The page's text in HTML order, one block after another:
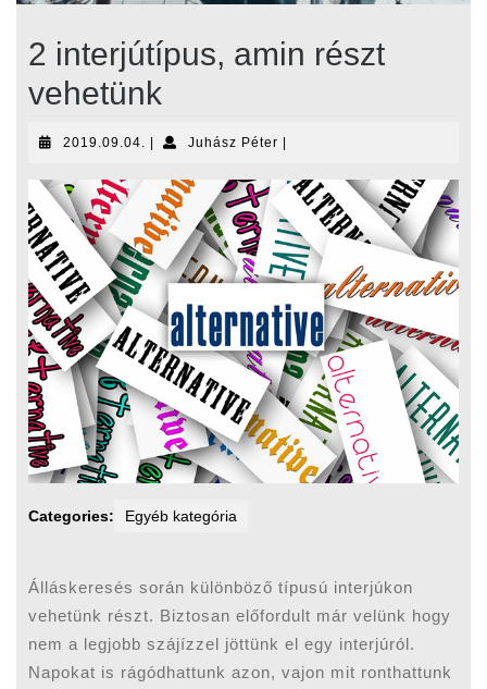
2 interjútípus, amin részt
vehetünk
2019.09.04. 2019.09.04.
| Juhász PéterJuhász
|
Categories: Egyéb kategória
Álláskeresés során különböző típusú interjúkon
vehetünk részt. Biztosan előfordult már velünk hogy
nem a legjobb szájízzel jöttünk el egy interjúról.
Napokat is rágódhattunk azon, vajon mit ronthattunk